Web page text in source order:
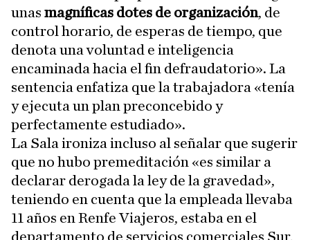
unas magníficas dotes de organización, de
control horario, de esperas de tiempo, que
denota una voluntad e inteligencia
encaminada hacia el fin defraudatorio». La
sentencia enfatiza que la trabajadora «tenía
y ejecuta un plan preconcebido y
perfectamente estudiado».
La Sala ironiza incluso al señalar que sugerir
que no hubo premeditación «es similar a
declarar derogada la ley de la gravedad»,
teniendo en cuenta que la empleada llevaba
11 años en Renfe Viajeros, estaba en el
departamento de servicios comerciales Sur,